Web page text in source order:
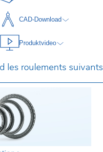
CAD-Download
Produktvideo
les roulements suivants